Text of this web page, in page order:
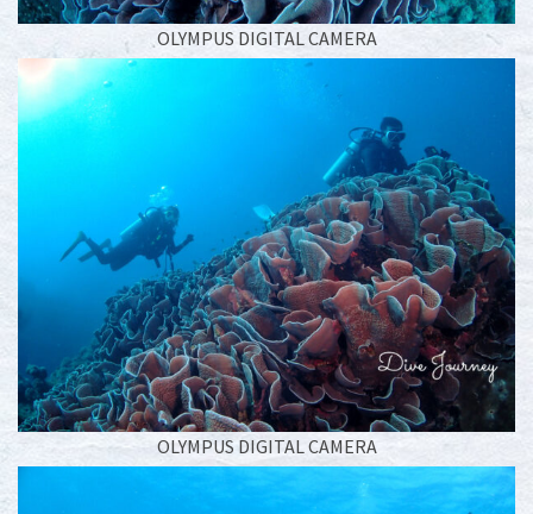
OLYMPUS DIGITAL CAMERA
OLYMPUS DIGITAL CAMERA